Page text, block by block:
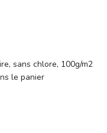
sans chlore, 100g/m2
le panier